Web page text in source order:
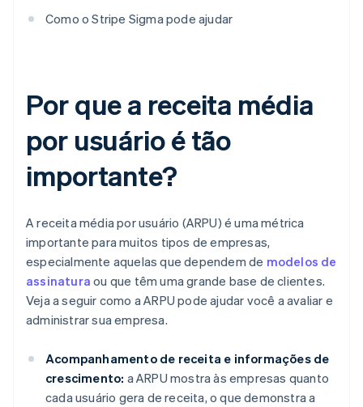
Como o Stripe Sigma pode ajudar
Por que a receita média
por usuário é tão
importante?
A receita média por usuário (ARPU) é uma métrica
importante para muitos tipos de empresas,
especialmente aquelas que dependem de modelos de
assinatura ou que têm uma grande base de clientes.
Veja a seguir como a ARPU pode ajudar você a avaliar e
administrar sua empresa.
Acompanhamento de receita e informações de
crescimento: a ARPU mostra às empresas quanto
cada usuário gera de receita, o que demonstra a